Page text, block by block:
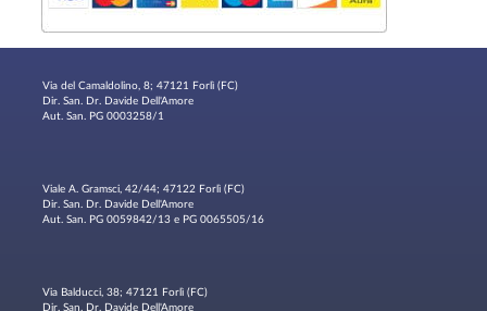
Via del Camaldolino, 8; 47121 Forlì (FC)
Dir. San. Dr. Davide Dell'Amore
Aut. San. PG 0003258/1
Viale A. Gramsci, 42/44; 47122 Forlì (FC)
Dir. San. Dr. Davide Dell'Amore
Aut. San. PG 0059842/13 e PG 0065505/16
Via Balducci, 38; 47121 Forlì (FC)
Dir. San. Dr. Davide Dell'Amore